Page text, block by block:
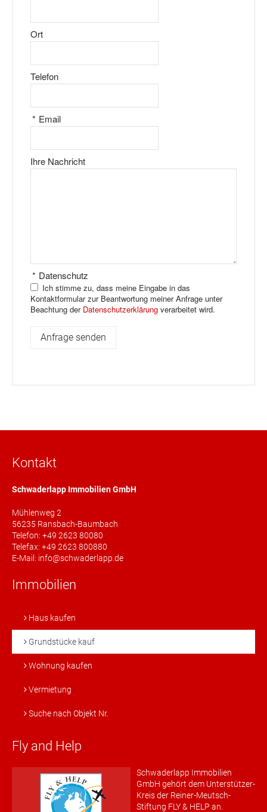
Ort
Telefon
Email
*
Ihre Nachricht
Datenschutz
*
Ich stimme zu, dass meine Eingabe in das
Kontaktformular zur Beantwortung meiner Anfrage unter
Beachtung der Datenschutzerklärung verarbeitet wird.
Kontakt
Schwaderlapp Immobilien GmbH
Mühlenweg 2
56235 Ransbach-Baumbach
Telefon: +49 2623 80080
Telefax: +49 2623 800880
E-Mail: info@schwaderlapp.de
Immobilien
Haus kaufen
Grundstücke kauf
Wohnung kaufen
Vermietung
Suche nach Objekt Nr.
Fly and Help
Schwaderlapp Immobilien
GmbH gehört dem Unterstützer-
Kreis der Reiner-Meutsch-
Stiftung FLY & HELP an.